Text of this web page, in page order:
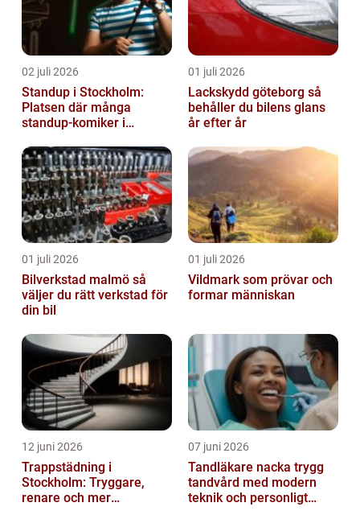
02 juli 2026
Standup i Stockholm:
Platsen där många
standup-komiker i
01 juli 2026
Lackskydd göteborg så
behåller du bilens glans
år efter år
01 juli 2026
Bilverkstad malmö så
väljer du rätt verkstad för
din bil
01 juli 2026
Vildmark som prövar och
formar människan
12 juni 2026
Trappstädning i
Stockholm: Tryggare,
renare och mer
07 juni 2026
Tandläkare nacka trygg
tandvård med modern
teknik och personligt